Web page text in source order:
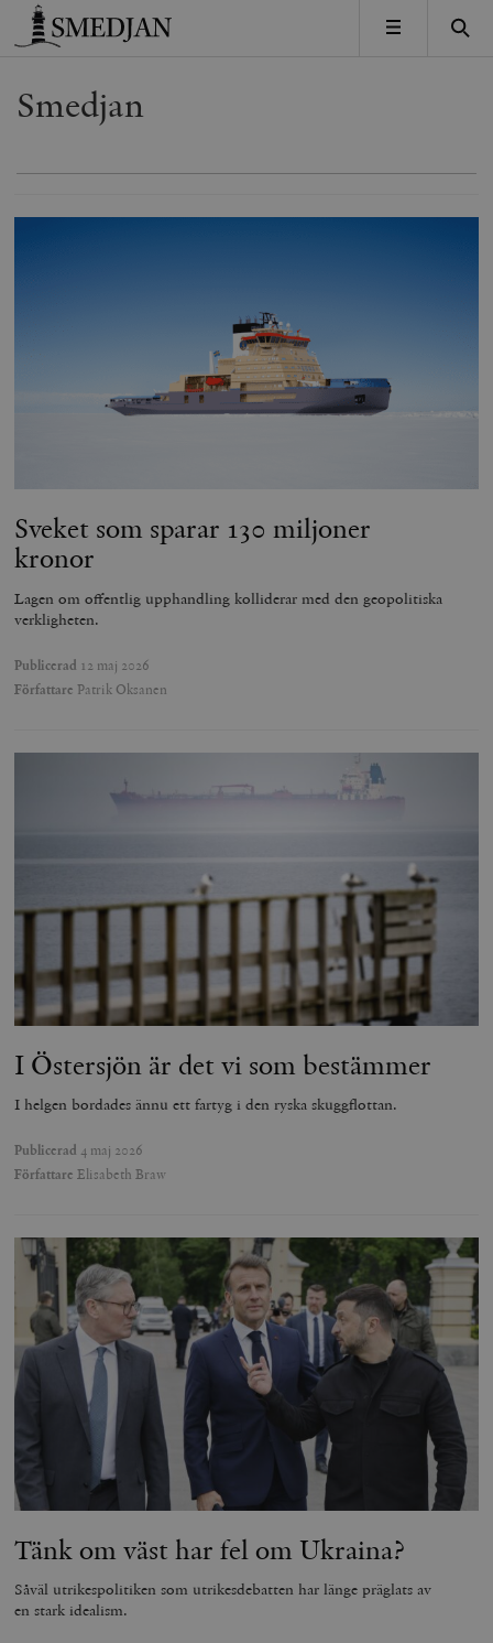
Timbro
MENY
Smedjan
Sveket som sparar 130 miljoner
kronor
Lagen om offentlig upphandling kolliderar med den geopolitiska
verkligheten.
Publicerad 12 maj 2026
Författare Patrik Oksanen
I Östersjön är det vi som bestämmer
I helgen bordades ännu ett fartyg i den ryska skuggflottan.
Publicerad 4 maj 2026
Författare Elisabeth Braw
Tänk om väst har fel om Ukraina?
Såväl utrikespolitiken som utrikesdebatten har länge präglats av
en stark idealism.